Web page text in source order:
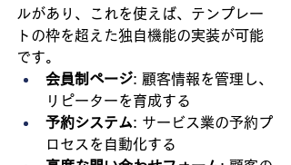
ルがあり、これを使えば、テンプレー
トの枠を超えた独自機能の実装が可能
です。
会員制ページ: 顧客情報を管理し、
リピーターを育成する
予約システム: サービス業の予約プ
ロセスを自動化する